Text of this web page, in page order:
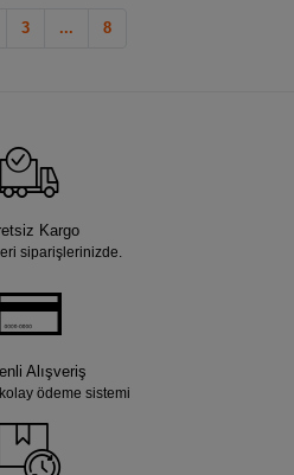
3 ... 8
Kargo
siparişlerinizde.
Alışveriş
ödeme sistemi